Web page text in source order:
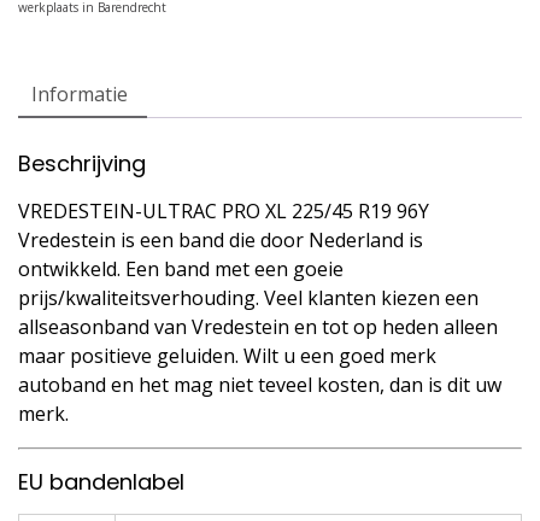
Informatie
Beschrijving
VREDESTEIN-ULTRAC PRO XL 225/45 R19 96Y
Vredestein is een band die door Nederland is
ontwikkeld. Een band met een goeie
prijs/kwaliteitsverhouding. Veel klanten kiezen een
allseasonband van Vredestein en tot op heden alleen
maar positieve geluiden. Wilt u een goed merk
autoband en het mag niet teveel kosten, dan is dit uw
merk.
EU bandenlabel